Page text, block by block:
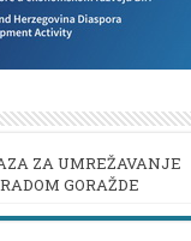
ZA UMREŽAVANJE
GORAŽDE